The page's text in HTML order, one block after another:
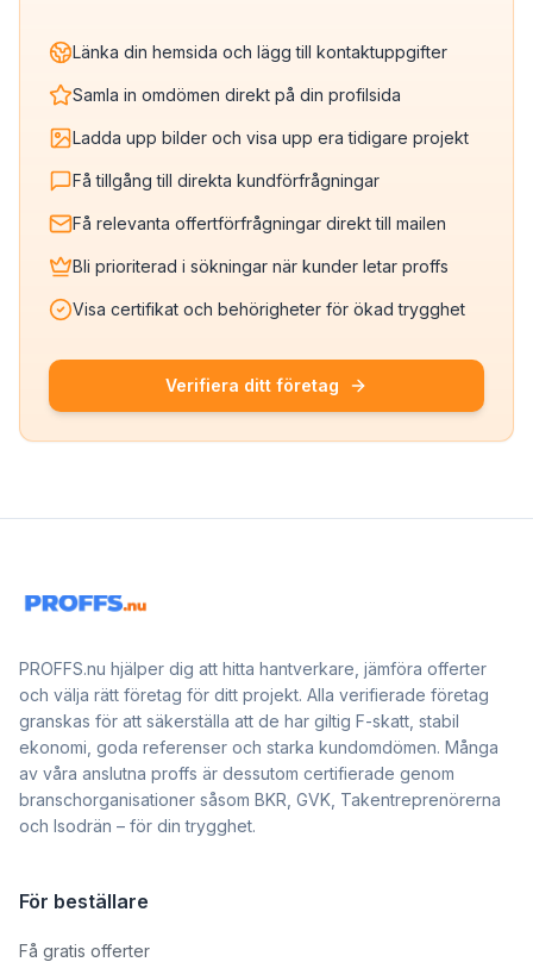
Länka din hemsida och lägg till kontaktuppgifter
Samla in omdömen direkt på din profilsida
Ladda upp bilder och visa upp era tidigare projekt
Få tillgång till direkta kundförfrågningar
Få relevanta offertförfrågningar direkt till mailen
Bli prioriterad i sökningar när kunder letar proffs
Visa certifikat och behörigheter för ökad trygghet
Verifiera ditt företag
PROFFS.nu hjälper dig att hitta hantverkare, jämföra offerter
och välja rätt företag för ditt projekt. Alla verifierade företag
granskas för att säkerställa att de har giltig F-skatt, stabil
ekonomi, goda referenser och starka kundomdömen. Många
av våra anslutna proffs är dessutom certifierade genom
branschorganisationer såsom BKR, GVK, Takentreprenörerna
och Isodrän – för din trygghet.
För beställare
Få gratis offerter